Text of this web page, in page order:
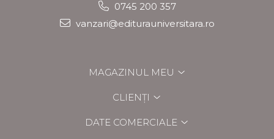
0745 200 357
vanzari@editurauniversitara.ro
MAGAZINUL MEU
CLIENȚI
DATE COMERCIALE